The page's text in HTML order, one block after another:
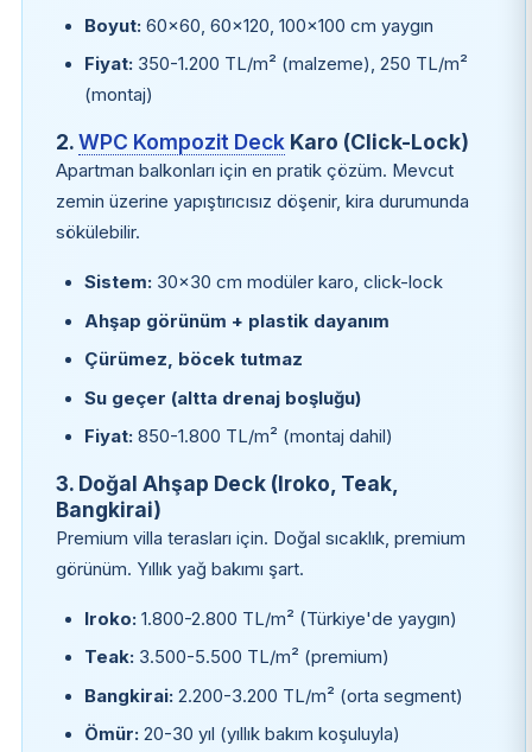
Boyut: 60×60, 60×120, 100×100 cm yaygın
Fiyat: 350-1.200 TL/m² (malzeme), 250 TL/m²
(montaj)
2.WPC Kompozit DeckKaro (Click-Lock)
Apartman balkonları için en pratik çözüm. Mevcut
zemin üzerine yapıştırıcısız döşenir, kira durumunda
sökülebilir.
Sistem: 30×30 cm modüler karo, click-lock
Ahşap görünüm + plastik dayanım
Çürümez, böcek tutmaz
Su geçer (altta drenaj boşluğu)
Fiyat: 850-1.800 TL/m² (montaj dahil)
3. Doğal Ahşap Deck (Iroko, Teak,
Bangkirai)
Premium villa terasları için. Doğal sıcaklık, premium
görünüm. Yıllık yağ bakımı şart.
Iroko: 1.800-2.800 TL/m² (Türkiye'de yaygın)
Teak: 3.500-5.500 TL/m² (premium)
Bangkirai: 2.200-3.200 TL/m² (orta segment)
Ömür: 20-30 yıl (yıllık bakım koşuluyla)